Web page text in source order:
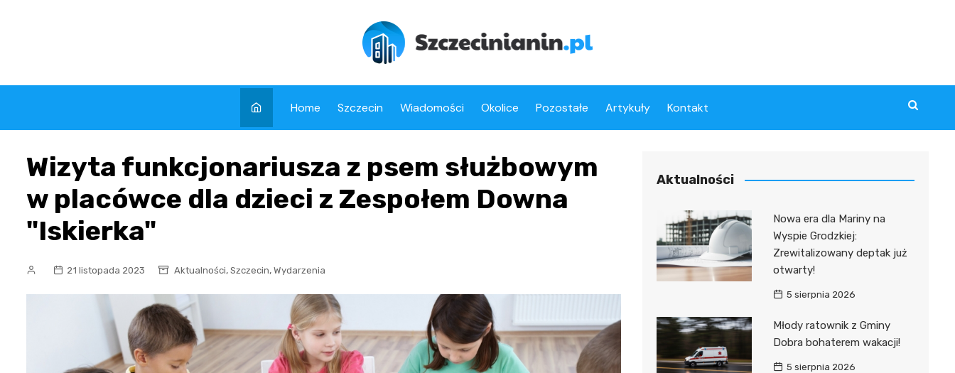
Home Szczecin Wiadomości Okolice Pozostałe Artykuły Kontakt
Wizyta funkcjonariusza z psem służbowym
w placówce dla dzieci z Zespołem Downa
"Iskierka"
21 listopada 2023 Aktualności, Szczecin, Wydarzenia
Aktualności
Nowa era dla Mariny na
Wyspie Grodzkiej:
Zrewitalizowany deptak już
otwarty!
5 sierpnia 2026
Młody ratownik z Gminy
Dobra bohaterem wakacji!
5 sierpnia 2026